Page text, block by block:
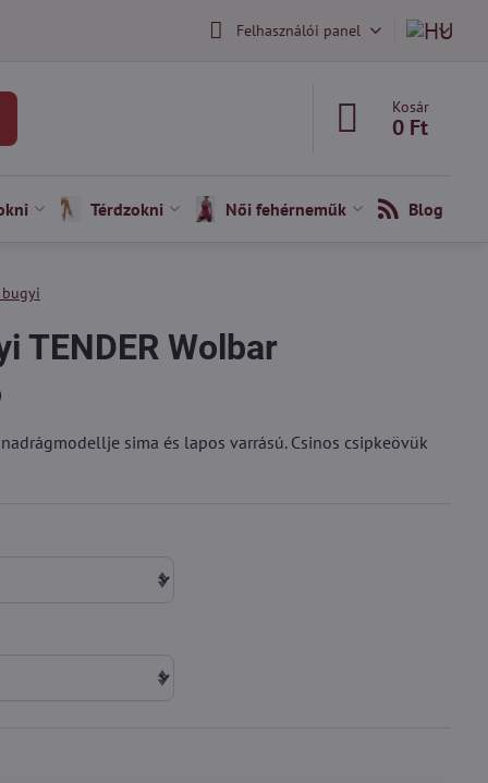
Felhasználói panel
Kosár
0 Ft
Térdzokni Női fehérneműk Blog
bugyi
TENDER Wolbar
sima és lapos varrású. Csinos csipkeövük